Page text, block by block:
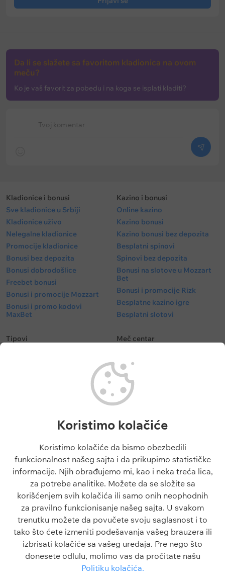
Tvoj komentar
Da li se slažete sa favoritom kladionica na ovom
meču?
Ko je vaš favorit za pobedu i na koga se isplati kladiti?
Kladionice i bonusi
Sve kladionice u Srbiji
Kladionice uživo
Nelegalne kladionice
Promocije kladionice
Bonusi bez depozita
Bonusi dobrodošlice
Freebet bonusi
Bonusi i promocije Mozzart
Bonusi i promo kodovi
MaxBet
Kazino i bonusi
Online kazino
Kazino bonusi
Kazino bonusi bez depozita
Besplatni spinovi
Spinovi bez depozita
Bonusi na slotove u Mozzart
Bet
Bonusi i promocije Rizk
Besplatne kazino igre
Besplatni slotovi
Tipovi
Liga Šampiona tipovi
Tiket dana
Besplatni tipovi 1x2
Meč centar
Fudbalske utakmice danas
Superliga Srbije
Liga Šampiona
Liga Evrope
Engleska Premijer Liga
Blogovi
Škola klađenja
Kazino škola
Sve o sportu
O sajtu
O nama
Kontakt
Odgovorno igranje
Politika privatnosti
Uslovi korišćenja
Politika kolačića
Koristimo kolačiće
Koristimo kolačiće da bismo obezbedili
funkcionalnost našeg sajta i da prikupimo statističke
informacije. Njih obrađujemo mi, kao i neka treća lica,
za potrebe analitike. Možete da se složite sa
korišćenjem svih kolačića ili samo onih neophodnih
za pravilno funkcionisanje našeg sajta. U svakom
trenutku možete da povučete svoju saglasnost i to
tako što ćete izmeniti podešavanja vašeg brauzera ili
izbrisati kolačiće sa vašeg uređaja. Pre nego što
donesete odlulu, molimo vas da pročitate našu
Politiku kolačića.